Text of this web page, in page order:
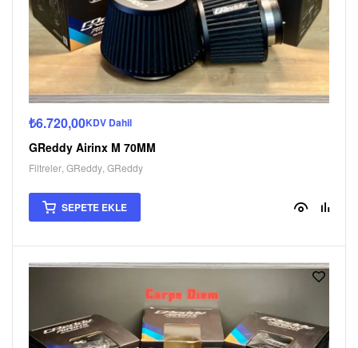
₺6.720,00KDV Dahil
GReddy Airinx M 70MM
Filtreler GReddy GReddy
SEPETE EKLE